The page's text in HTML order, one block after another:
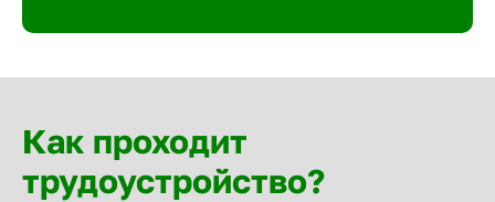
Как проходит
трудоустройство?